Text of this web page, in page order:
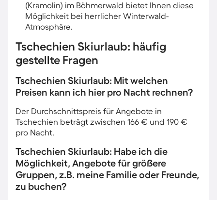
(Kramolin) im Böhmerwald bietet Ihnen diese
Möglichkeit bei herrlicher Winterwald-
Atmosphäre.
Tschechien Skiurlaub: häufig
gestellte Fragen
Tschechien Skiurlaub: Mit welchen
Preisen kann ich hier pro Nacht rechnen?
Der Durchschnittspreis für Angebote in
Tschechien beträgt zwischen 166 € und 190 €
pro Nacht.
Tschechien Skiurlaub: Habe ich die
Möglichkeit, Angebote für größere
Gruppen, z.B. meine Familie oder Freunde,
zu buchen?